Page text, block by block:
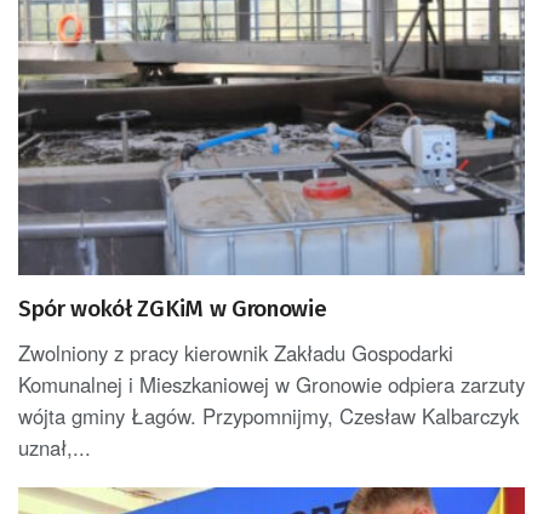
Spór wokół ZGKiM w Gronowie
Zwolniony z pracy kierownik Zakładu Gospodarki
Komunalnej i Mieszkaniowej w Gronowie odpiera zarzuty
wójta gminy Łagów. Przypomnijmy, Czesław Kalbarczyk
uznał,...